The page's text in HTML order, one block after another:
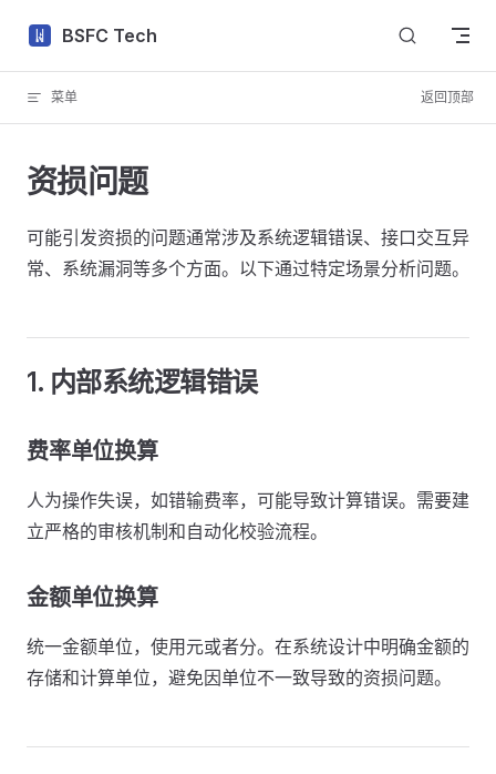
Skip to content
BSFC Tech
菜单 返回顶部
资损问题
可能引发资损的问题通常涉及系统逻辑错误、接口交互异
常、系统漏洞等多个方面。以下通过特定场景分析问题。
1. 内部系统逻辑错误
费率单位换算
人为操作失误，如错输费率，可能导致计算错误。需要建
立严格的审核机制和自动化校验流程。
金额单位换算
统一金额单位，使用元或者分。在系统设计中明确金额的
存储和计算单位，避免因单位不一致导致的资损问题。